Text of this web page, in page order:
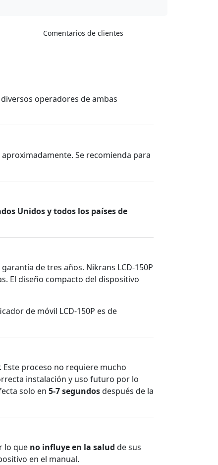
Comentarios de clientes
operadores de ambas
aproximadamente. Se recomienda para
Unidos y todos los países de
de tres años. Nikrans LCD-150P
El diseño compacto del dispositivo
de móvil LCD-150P es de
Este proceso no requiere mucho
instalación y uso futuro por lo
solo en 5-7 segundosdespués de la
lo que no influye en la salud de sus
en el manual.